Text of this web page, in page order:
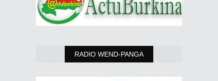
RADIO WEND-PANGA